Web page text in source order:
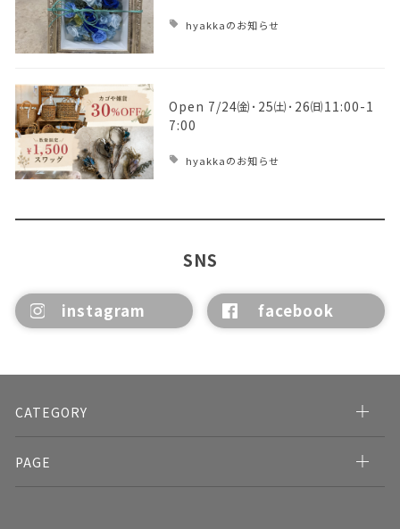
hyakkaのお知らせ
Open 7/24㈮･25㈯･26㈰11:00-1
7:00
hyakkaのお知らせ
SNS
instagram facebook
CATEGORY
PAGE